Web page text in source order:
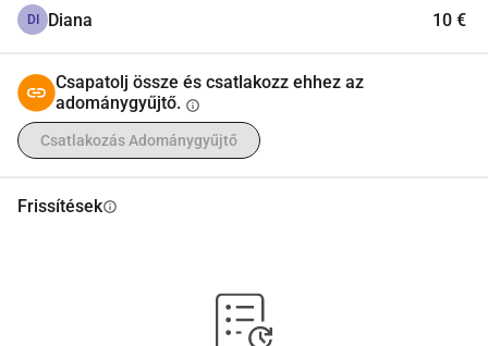
DI Diana 10 €
Csapatolj össze és csatlakozz ehhez az
adománygyűjtő. info
Csatlakozás Adománygyűjtő
Frissítésekinfo